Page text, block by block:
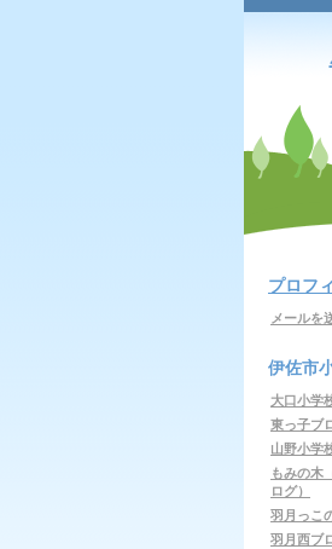
プロフ
メールを
伊佐市
大口小学
東っ子ブ
山野小学
もみの木
ログ）
羽月っこ
羽月西ブ